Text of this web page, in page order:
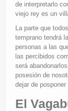
de interpretarlo
viejo rey es un
La parte que
temprano tendrá
personas a las
las percibidos
será
posesión de
dejar de
El